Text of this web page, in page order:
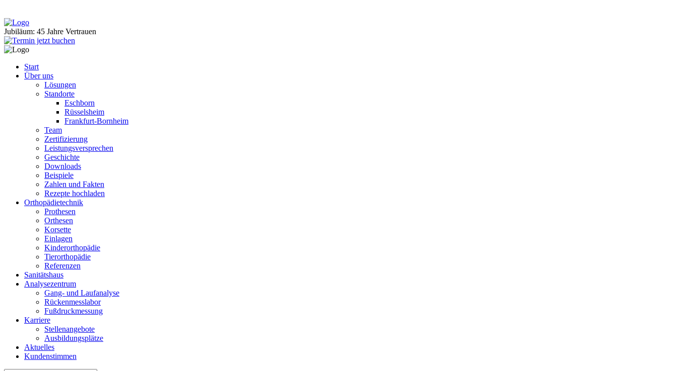
Jubiläum: 45 Jahre Vertrauen
Start
Über uns
Lösungen
Standorte
Eschborn
Rüsselsheim
Frankfurt-Bornheim
Team
Zertifizierung
Leistungsversprechen
Geschichte
Downloads
Beispiele
Zahlen und Fakten
Rezepte hochladen
Orthopädietechnik
Prothesen
Orthesen
Korsette
Einlagen
Kinderorthopädie
Tierorthopädie
Referenzen
Sanitätshaus
Analysezentrum
Gang- und Laufanalyse
Rückenmesslabor
Fußdruckmessung
Karriere
Stellenangebote
Ausbildungsplätze
Aktuelles
Kundenstimmen